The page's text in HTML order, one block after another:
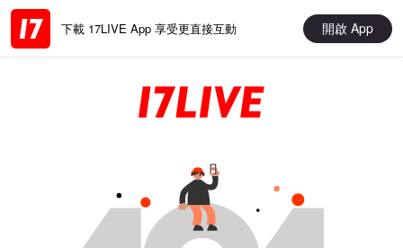
下載 17LIVE App 享受更直接互動 開啟 App